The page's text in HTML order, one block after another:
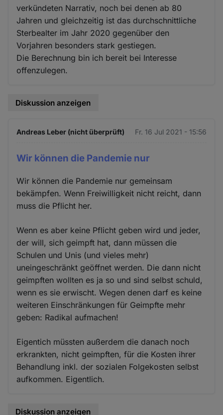
verkündeten Narrativ, noch bei denen ab 80
Jahren und gleichzeitig ist das durchschnittliche
Sterbealter im Jahr 2020 gegenüber den
Vorjahren besonders stark gestiegen.
Die Berechnung bin ich bereit bei Interesse
offenzulegen.
Diskussion anzeigen
Andreas Leber (nicht überprüft) Fr. 16 Jul 2021 - 15:56
Wir können die Pandemie nur
Wir können die Pandemie nur gemeinsam
bekämpfen. Wenn Freiwilligkeit nicht reicht, dann
muss die Pflicht her.
Wenn es aber keine Pflicht geben wird und jeder,
der will, sich geimpft hat, dann müssen die
Schulen und Unis (und vieles mehr)
uneingeschränkt geöffnet werden. Die dann nicht
geimpften wollten es ja so und sind selbst schuld,
wenn es sie erwischt. Wegen denen darf es keine
weiteren Einschränkungen für Geimpfte mehr
geben: Radikal aufmachen!
Eigentich müssten außerdem die danach noch
erkrankten, nicht geimpften, für die Kosten ihrer
Behandlung inkl. der sozialen Folgekosten selbst
aufkommen. Eigentlich.
Diskussion anzeigen